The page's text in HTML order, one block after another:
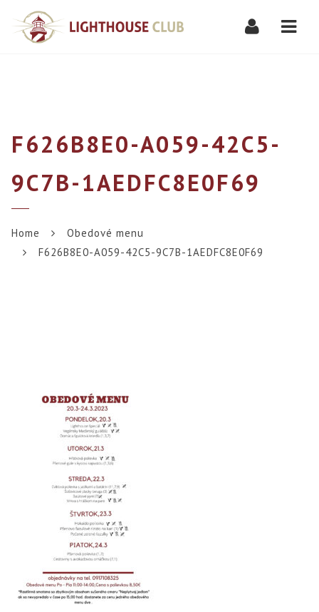
F626B8E0-A059-42C5-
9C7B-1AEDFC8E0F69
Home
Obedové menu
F626B8E0-A059-42C5-9C7B-1AEDFC8E0F69